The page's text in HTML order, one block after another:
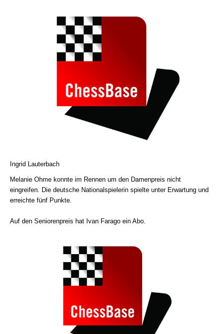
Ingrid Lauterbach
Melanie Ohme konnte im Rennen um den Damenpreis nicht
eingreifen. Die deutsche Nationalspielerin spielte unter Erwartung und
erreichte fünf Punkte.
Auf den Seniorenpreis hat Ivan Farago ein Abo.